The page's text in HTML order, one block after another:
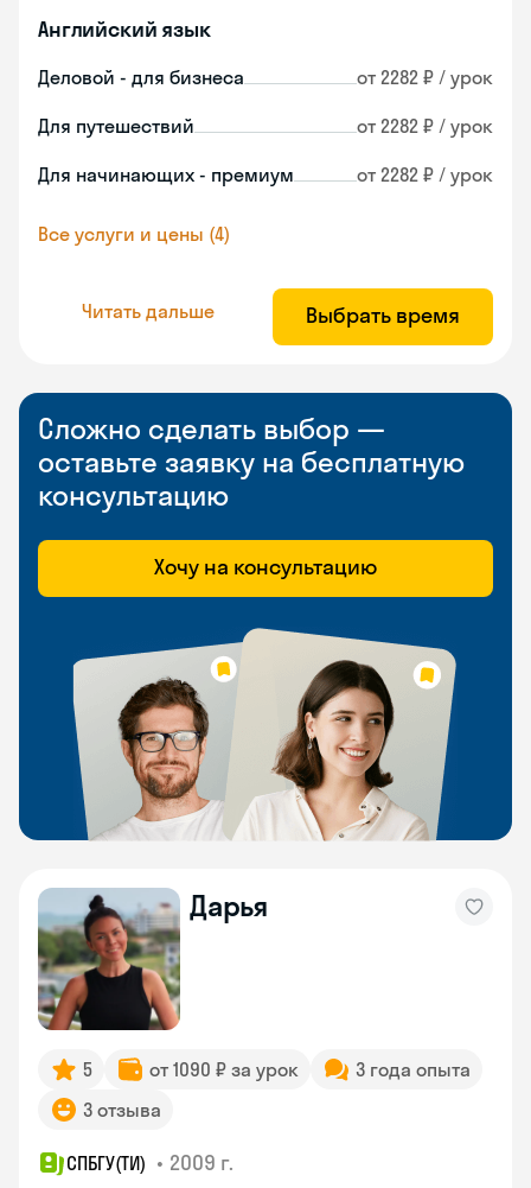
Английский язык
Деловой - для бизнеса от 2282 ₽ / урок
Для путешествий от 2282 ₽ / урок
Для начинающих - премиум от 2282 ₽ / урок
Все услуги и цены (4)
Читать дальше Выбрать время
Сложно сделать выбор —
оставьте заявку на бесплатную
консультацию
Хочу на консультацию
Дарья
5 от 1090 ₽ за урок
3 года опыта
3 отзыва
СПБГУ(ТИ) • 2009 г.